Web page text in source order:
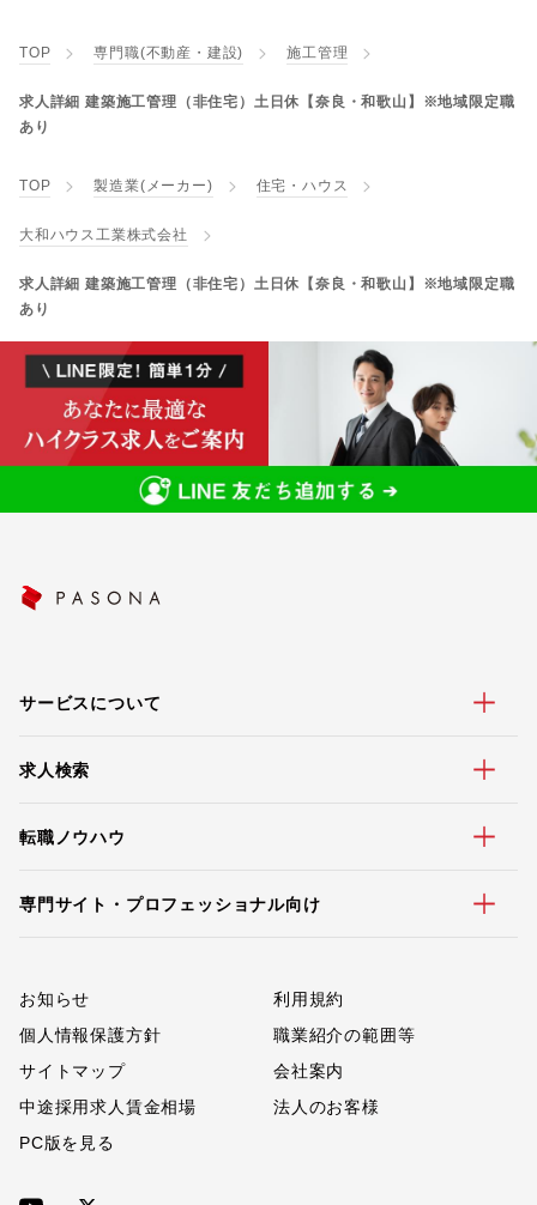
TOP 専門職(不動産・建設) 施工管理
求人詳細 建築施工管理（非住宅）土日休【奈良・和歌山】※地域限定職
あり
TOP 製造業(メーカー) 住宅・ハウス
大和ハウス工業株式会社
求人詳細 建築施工管理（非住宅）土日休【奈良・和歌山】※地域限定職
あり
サービスについて
求人検索
転職ノウハウ
専門サイト・プロフェッショナル向け
お知らせ
利用規約
個人情報保護方針
職業紹介の範囲等
サイトマップ
会社案内
中途採用求人賃金相場
法人のお客様
PC版を見る